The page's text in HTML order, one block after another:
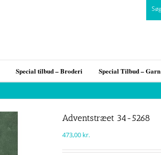
Special tilbud – Broderi Special Tilbud – Garn
Adventstræet 34-5268
473,00 kr.